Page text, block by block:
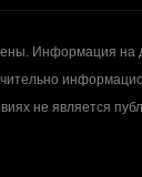
Информация на
не является